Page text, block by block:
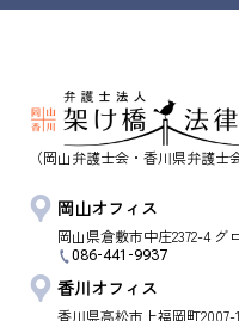
（岡山弁護士会・香川県弁護士
岡山オフィス
岡山県倉敷市中庄2372-4 グ
086-441-9937
香川オフィス
香川県高松市 上福岡町